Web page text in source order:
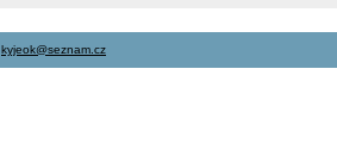
kyjeok@seznam.cz